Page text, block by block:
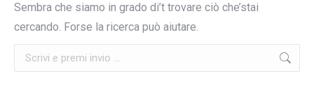
Sembra che siamo in grado di’t trovare ciò che’stai
cercando. Forse la ricerca può aiutare.
Search: